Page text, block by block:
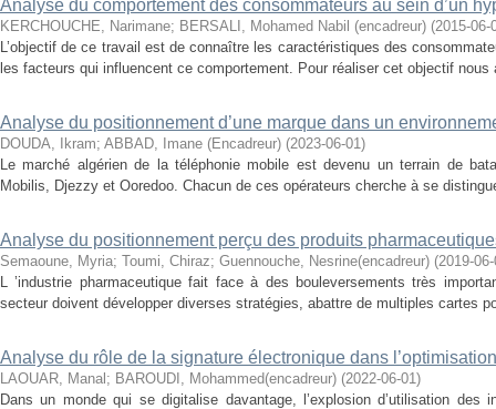
Analyse du comportement des consommateurs au sein d’un
KERCHOUCHE, Narimane; BERSALI, Mohamed Nabil (encadreur) (2015-06-
L’objectif de ce travail est de connaître les caractéristiques des
les facteurs qui influencent ce comportement. Pour réaliser cet objectif
Analyse du positionnement d’une marque dans un
DOUDA, Ikram; ABBAD, Imane (Encadreur) (2023-06-01)
Le marché algérien de la téléphonie mobile est devenu un terrain de
Mobilis, Djezzy et Ooredoo. Chacun de ces opérateurs cherche à se
Analyse du positionnement perçu des produits
Semaoune, Myria; Toumi, Chiraz; Guennouche, Nesrine(encadreur) (2019-
L ’industrie pharmaceutique fait face à des bouleversements très
secteur doivent développer diverses stratégies, abattre de multiples cartes
Analyse du rôle de la signature électronique dans
LAOUAR, Manal ; BAROUDI, Mohammed(encadreur) (2022-06-01)
Dans un monde qui se digitalise davantage, l’explosion d’utilisation des